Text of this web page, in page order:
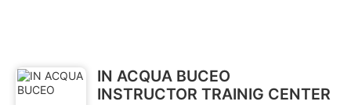
IN ACQUA BUCEO
INSTRUCTOR TRAINIG CENTER